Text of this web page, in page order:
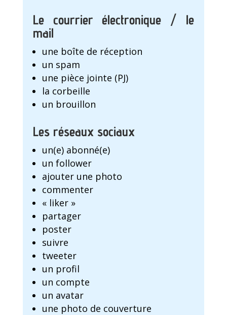
Le courrier électronique / le
mail
une boîte de réception
un spam
une pièce jointe (PJ)
la corbeille
un brouillon
Les réseaux sociaux
un(e) abonné(e)
un follower
ajouter une photo
commenter
« liker »
partager
poster
suivre
tweeter
un profil
un compte
un avatar
une photo de couverture